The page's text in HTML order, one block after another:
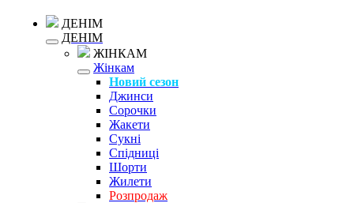
ДЕНІМ
ДЕНІМ
ЖІНКАМ
Жінкам
Новий сезон
Джинси
Сорочки
Жакети
Сукні
Спідниці
Шорти
Жилети
Розпродаж